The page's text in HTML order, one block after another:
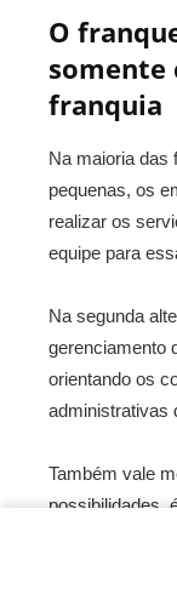
O
somente
franquia
Na maioria das
pequenas, os
realizar os
equipe para
Na segunda
gerenciamento
orientando os
administrativas
Também vale
possibilidades,